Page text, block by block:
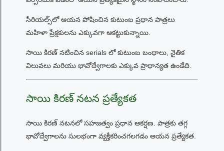
సీరియల్స్‌లో ఆయన పోషించిన కుటుంబ ప్రధాన పాత్రలు
మహిళా ప్రేక్షకులను ఎక్కువగా ఆకట్టుకున్నాయి.
సాయి కిరణ్ నటించిన serials లో కుటుంబ బంధాలు, నైతిక
విలువలు మరియు భావోద్వేగాలకు ఎక్కువ ప్రాధాన్యత ఉండేది.
సాయి కిరణ్ నటన ప్రత్యేకత
సాయి కిరణ్ నటనలో సహజత్వం ప్రధాన ఆకర్షణ. పాత్రకు తగ్గ
భావోద్వేగాలను సులభంగా వ్యక్తీకరించగలగడం ఆయన ప్రత్యేకత.